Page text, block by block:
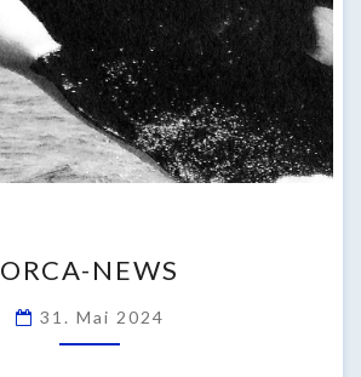
NEWS
ORCA-NEWS
31. Mai 2024